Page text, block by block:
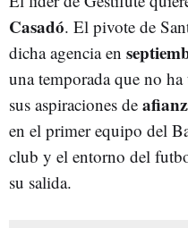
Casadó. El pivote de
dicha agencia en
una temporada que no
sus aspiraciones de
en el primer equipo del
club y el entorno del
su salida.